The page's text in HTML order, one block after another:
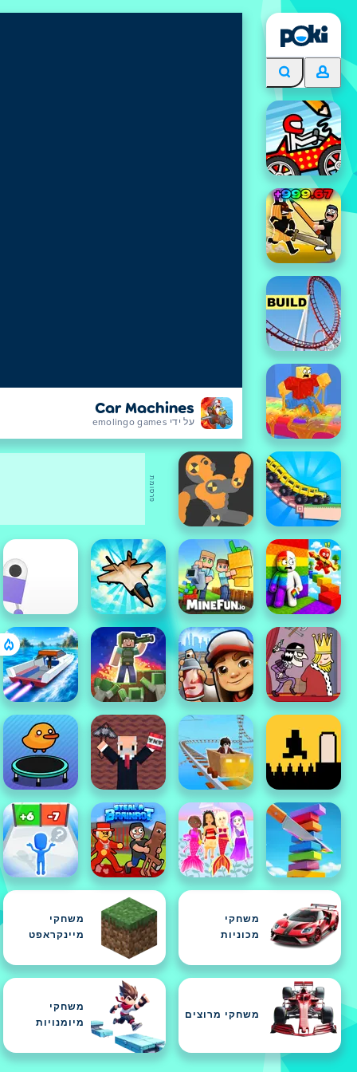
Car Machines
על ידי emolingo games
משחקי
מכוניות
משחקי
מיינקראפט
משחקי מרוצים
משחקי
מיומנויות
פרסומת